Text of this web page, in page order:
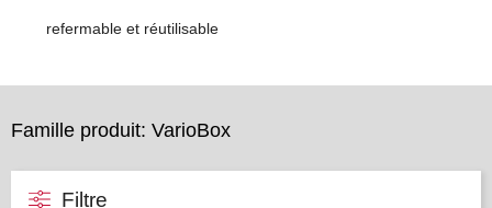
refermable et réutilisable
Famille produit: VarioBox
Filtre